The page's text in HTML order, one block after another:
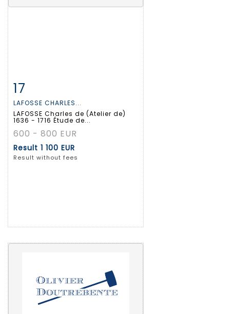
Item detail
17
LAFOSSE CHARLES...
LAFOSSE Charles de (Atelier de)
1636 - 1716 Étude de...
600 - 800 EUR
Result 1 100 EUR
Result without fees